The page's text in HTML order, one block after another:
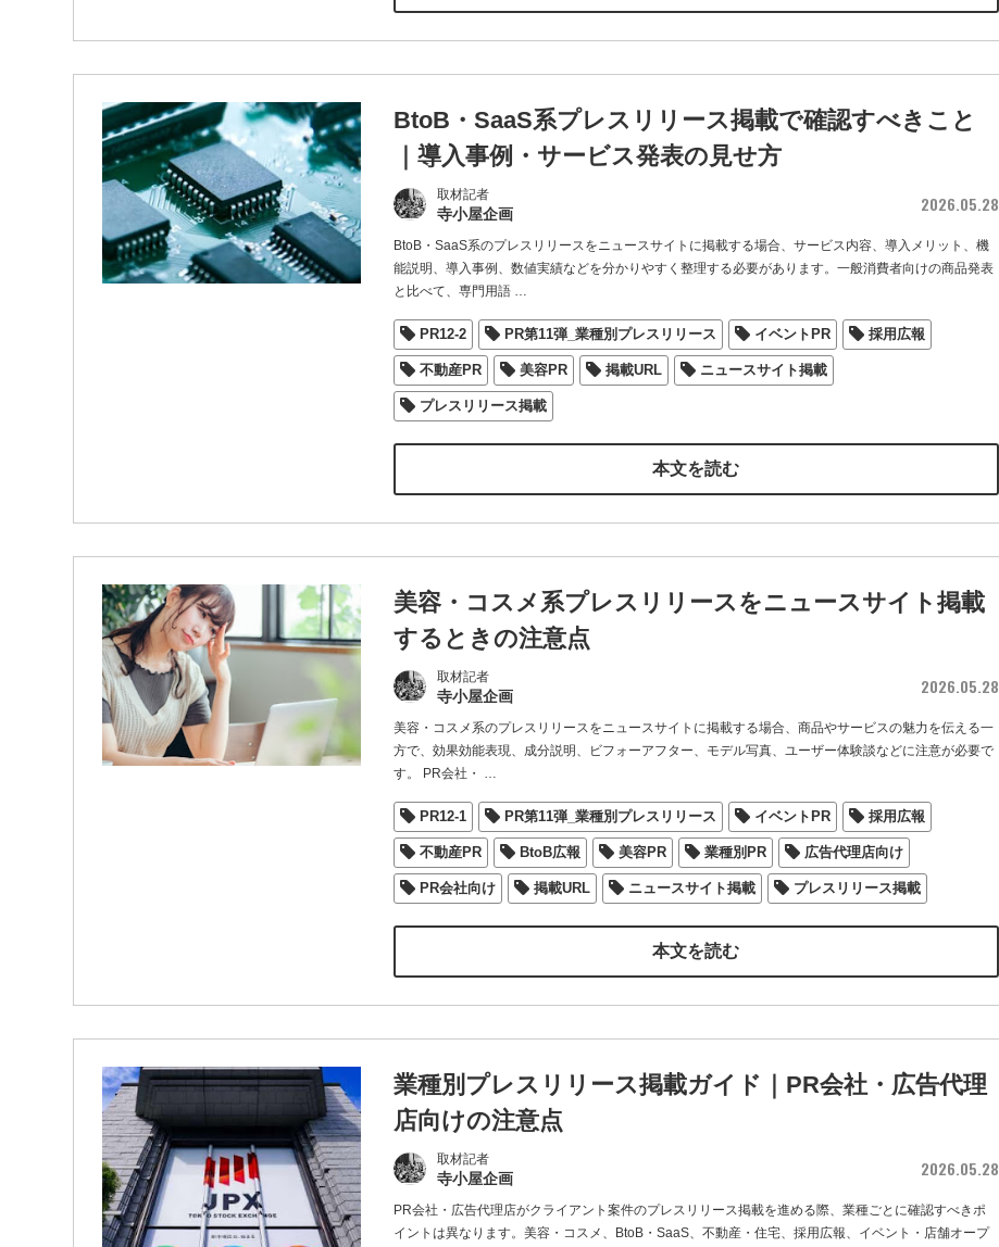
BtoB・SaaS系プレスリリース掲載で確認すべきこと
｜導入事例・サービス発表の見せ方
取材記者
寺小屋企画 2026.05.28
BtoB・SaaS系のプレスリリースをニュースサイトに掲載する場合、サービス内容、導入メリット、機
能説明、導入事例、数値実績などを分かりやすく整理する必要があります。一般消費者向けの商品発表
と比べて、専門用語…
PR12-2 PR第11弾_業種別プレスリリース イベントPR 採用広報
不動産PR 美容PR 掲載URL ニュースサイト掲載
プレスリリース掲載
本文を読む
美容・コスメ系プレスリリースをニュースサイト掲載
するときの注意点
取材記者
寺小屋企画 2026.05.28
美容・コスメ系のプレスリリースをニュースサイトに掲載する場合、商品やサービスの魅力を伝える一
方で、効果効能表現、成分説明、ビフォーアフター、モデル写真、ユーザー体験談などに注意が必要で
す。 PR会社・
…
PR12-1 PR第11弾_業種別プレスリリース イベントPR 採用広報
不動産PR BtoB広報 美容PR 業種別PR 広告代理店向け
PR会社向け 掲載URL ニュースサイト掲載 プレスリリース掲載
本文を読む
業種別プレスリリース掲載ガイド｜PR会社・広告代理
店向けの注意点
取材記者
寺小屋企画 2026.05.28
PR会社・広告代理店がクライアント案件のプレスリリース掲載を進める際、業種ごとに確認すべきポ
イントは異なります。美容・コスメ、BtoB・SaaS、不動産・住宅、採用広報、イベント・店舗オープ